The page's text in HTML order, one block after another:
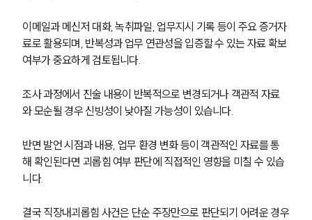
이메일과 메신저 대화, 녹취파일, 업무지시 기록 등이 주요 증거자
료로 활용되며, 반복성과 업무 연관성을 입증할 수 있는 자료 확보
여부가 중요하게 검토됩니다.
조사 과정에서 진술 내용이 반복적으로 변경되거나 객관적 자료
와 모순될 경우 신빙성이 낮아질 가능성이 있습니다.
반면 발언 시점과 내용, 업무 환경 변화 등이 객관적인 자료를 통
해 확인된다면 괴롭힘 여부 판단에 직접적인 영향을 미칠 수 있습
니다.
결국 직장내괴롭힘 사건은 단순 주장만으로 판단되기 어려운 경우